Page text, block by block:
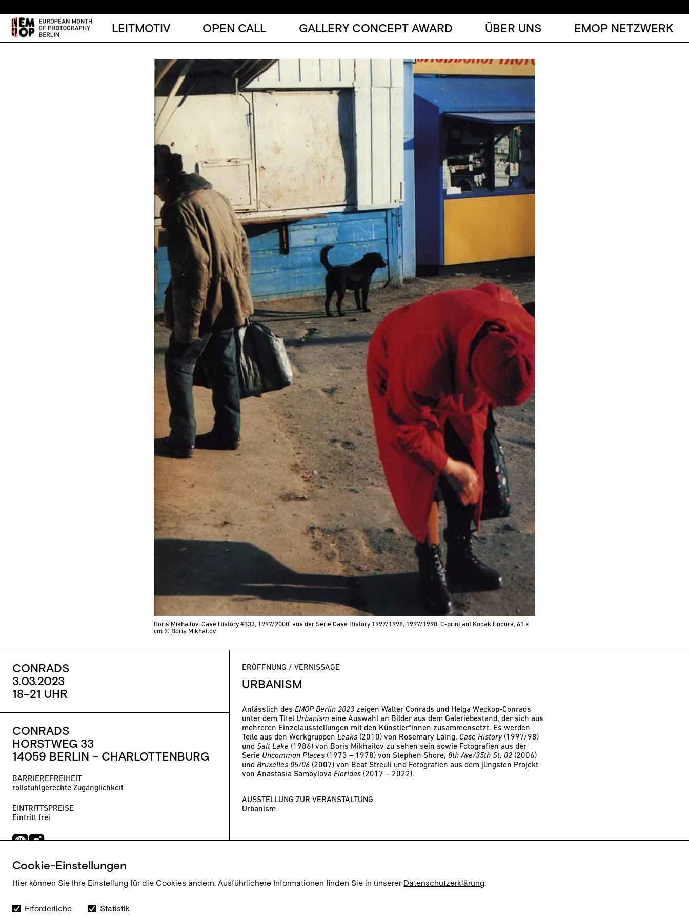
LEITMOTIV OPEN CALL GALLERY CONCEPT AWARD ÜBER UNS EMOP NETZWERK
Boris Mikhailov: Case History #333, 1997/2000, aus der Serie Case History 1997/1998, 1997/1998, C-print auf Kodak Endura, 61 x
cm© Boris Mikhailov
CONRADS
3.03.2023
18–21 UHR
CONRADS
HORSTWEG 33
14059 BERLIN – CHARLOTTENBURG
BARRIEREFREIHEIT
rollstuhlgerechte Zugänglichkeit
EINTRITTSPREISE
Eintritt frei
ERÖFFNUNG / VERNISSAGE
URBANISM
Anlässlich desEMOP Berlin 2023 zeigen Walter Conrads und Helga Weckop-Conrads
unter dem Titel Urbanism eine Auswahl an Bilder aus dem Galeriebestand, der sich aus
mehreren Einzelausstellungen mit den Künstler*innen zusammensetzt. Es werden
Teile aus den WerkgruppenLeaks (2010) von Rosemary Laing, Case History(1997/98)
undSalt Lake (1986) von Boris Mikhailov zu sehen sein sowie Fotografien aus der
Serie Uncommon Places (1973 – 1978) von Stephen Shore,8th Ave/35th St, 02 (2006)
undBruxelles 05/06 (2007) von Beat Streuli und Fotografien aus dem jüngsten Projekt
von Anastasia SamoylovaFloridas (2017 – 2022).
AUSSTELLUNG ZUR VERANSTALTUNG
Urbanism
Cookie-Einstellungen
Hier können Sie Ihre Einstellung für die Cookies ändern. Ausführlichere Informationen finden Sie in unsererDatenschutzerklärung.
Erforderliche Statistik